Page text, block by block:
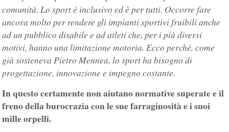
comunità. Lo sport è inclusivo ed è per tutti. Occorre fare
ancora molto per rendere gli impianti sportivi fruibili anche
ad un pubblico disabile e ad atleti che, per i più diversi
motivi, hanno una limitazione motoria. Ecco perché, come
già sosteneva Pietro Mennea, lo sport ha bisogno di
progettazione, innovazione e impegno costante.
In questo certamente non aiutano normative superate e il
freno della burocrazia con le sue farraginosità e i suoi
mille orpelli.